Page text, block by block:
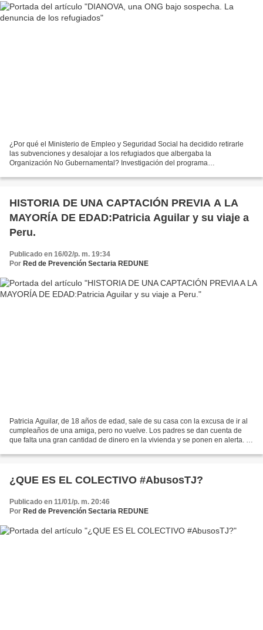
¿Por qué el Ministerio de Empleo y Seguridad Social ha decidido retirarle
las subvenciones y desalojar a los refugiados que albergaba la
Organización No Gubernamental? Investigación del programa
HISTORIA DE UNA CAPTACIÓN PREVIA A LA
MAYORÍA DE EDAD:Patricia Aguilar y su viaje a
Peru.
Publicado en 16/02/p. m. 19:34
Por Red de Prevención Sectaria REDUNE
Patricia Aguilar, de 18 años de edad, sale de su casa con la excusa de ir al
cumpleaños de una amiga, pero no vuelve. Los padres se dan cuenta de
que falta una gran cantidad de dinero en la vivienda y se ponen en alerta. Al
¿QUE ES EL COLECTIVO #AbusosTJ?
Publicado en 11/01/p. m. 20:46
Por Red de Prevención Sectaria REDUNE